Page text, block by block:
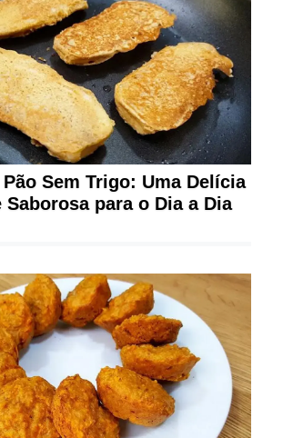
Sem Trigo: Uma Delícia
Saborosa para o Dia a Dia